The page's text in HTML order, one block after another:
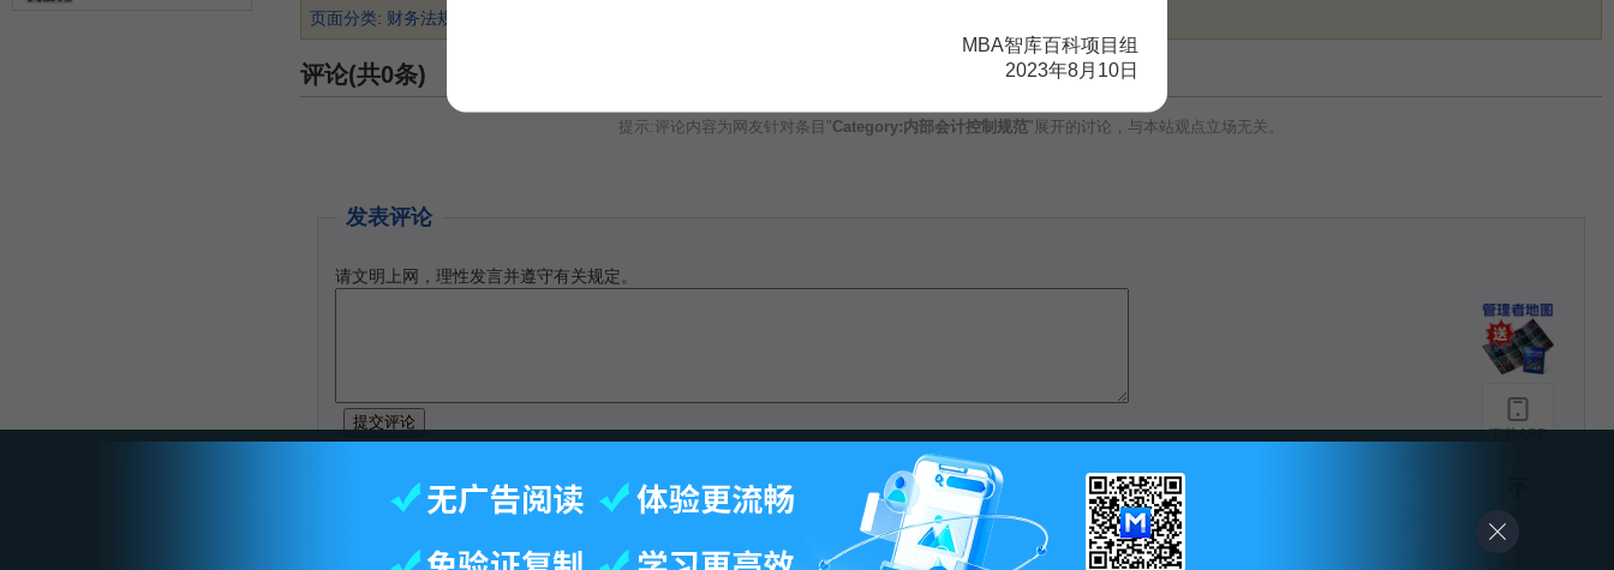
页面分类: 财务法规
评论(共0条)
提示:评论内容为网友针对条目"Category:内部会计控制规范"展开的讨论，与本站观点立场无关。
发表评论
请文明上网，理性发言并遵守有关规定。
下载APP
MBA智库百科项目组
2023年8月10日
此页面最后修订：14:18,2009年9月4日.
智库首页 百科首页 关于百科 客户端 人才招聘 广告合作- 权利通知-联系我们-免责声明 友情链接
©2026 MBAlib.com, All rights reserved.